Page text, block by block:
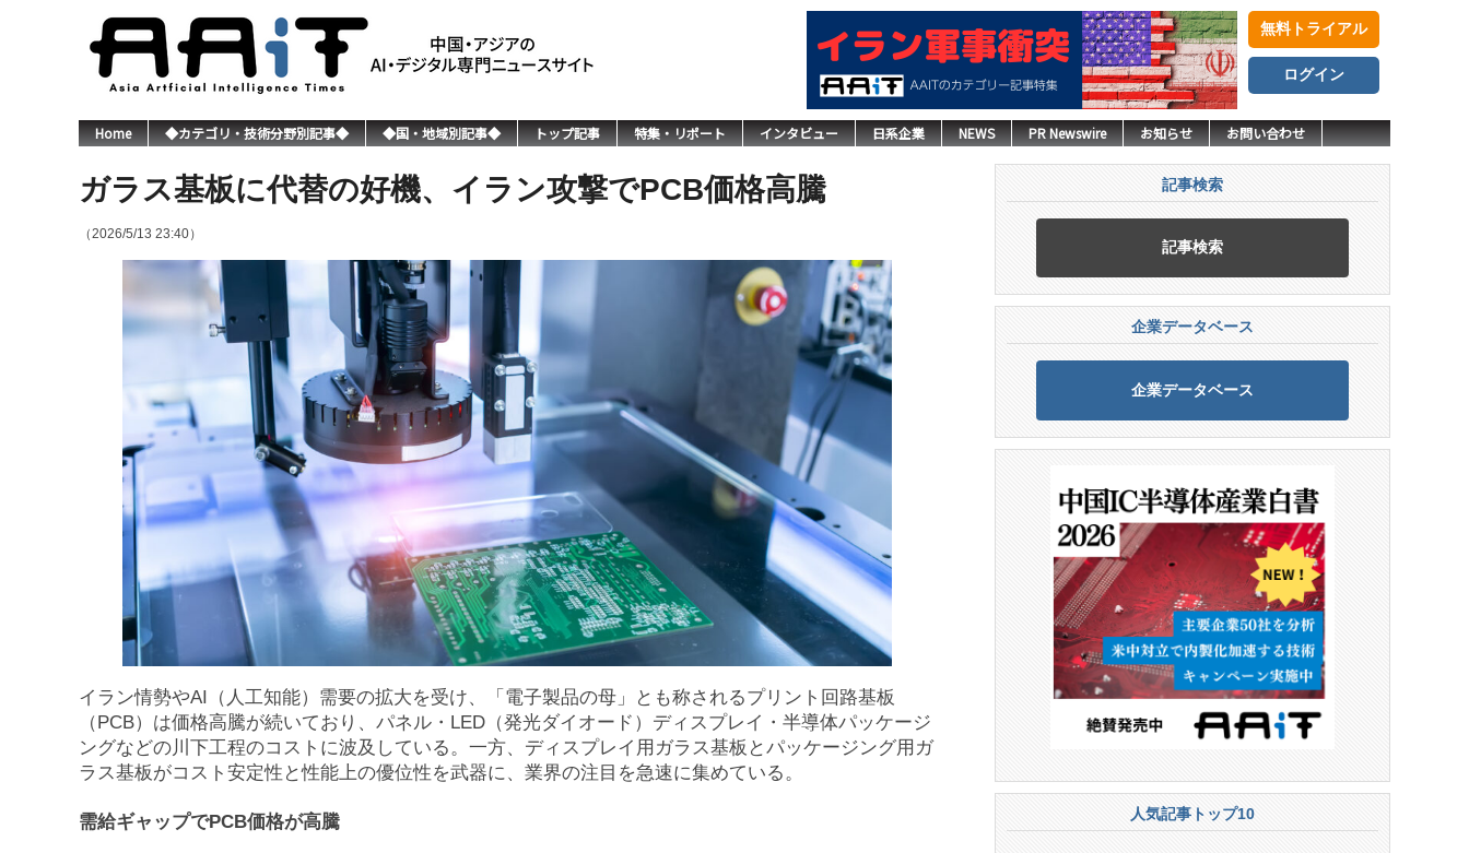
無料トライアル
ログイン
Home ◆カテゴリ・技術分野別記事◆ ◆国・地域別記事◆ トップ記事 特集・リポート インタビュー 日系企業 NEWS PR Newswire お知らせ お問い合わせ
ガラス基板に代替の好機、イラン攻撃でPCB価格高騰
（2026/5/13 23:40）
イラン情勢やAI（人工知能）需要の拡大を受け、「電子製品の母」とも称されるプリント回路基板
（PCB）は価格高騰が続いており、パネル・LED（発光ダイオード）ディスプレイ・半導体パッケージ
ングなどの川下工程のコストに波及している。一方、ディスプレイ用ガラス基板とパッケージング用ガ
ラス基板がコスト安定性と性能上の優位性を武器に、業界の注目を急速に集めている。
需給ギャップでPCB価格が高騰
記事検索
記事検索
企業データベース
企業データベース
人気記事トップ10